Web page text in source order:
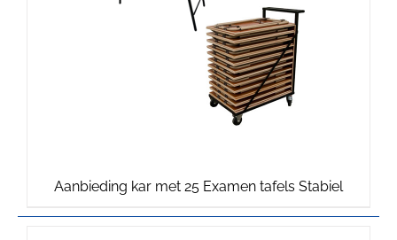
Aanbieding kar met 25 Examen tafels Stabiel
prijs
prijs